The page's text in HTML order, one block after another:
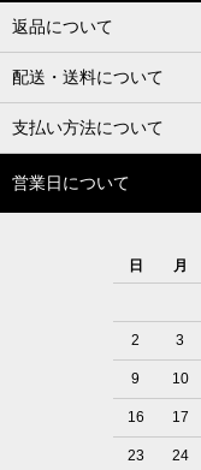
返品について
配送・送料について
支払い方法について
営業日について
日
月
2 3
9 10
16 17
23 24